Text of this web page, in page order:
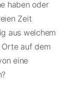
haben oder
Zeit
aus welchem
Orte auf dem
eine